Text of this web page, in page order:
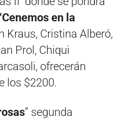
en la
Kraus, Cristina Alberó,
Prol, Chiqui
ofrecerán
los $2200.
” segunda